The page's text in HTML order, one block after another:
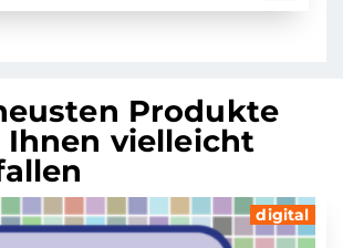
Produkte
vielleicht
digital